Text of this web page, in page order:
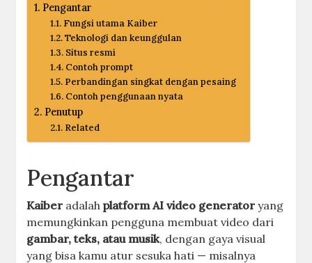
Pengantar
Fungsi utama Kaiber
Teknologi dan keunggulan
Situs resmi
Contoh prompt
Perbandingan singkat dengan pesaing
Contoh penggunaan nyata
Penutup
Related
Pengantar
Kaiber adalahplatform AI video generator yang
memungkinkan pengguna membuat video dari
gambar, teks, atau musik, dengan gaya visual
yang bisa kamu atur sesuka hati — misalnya